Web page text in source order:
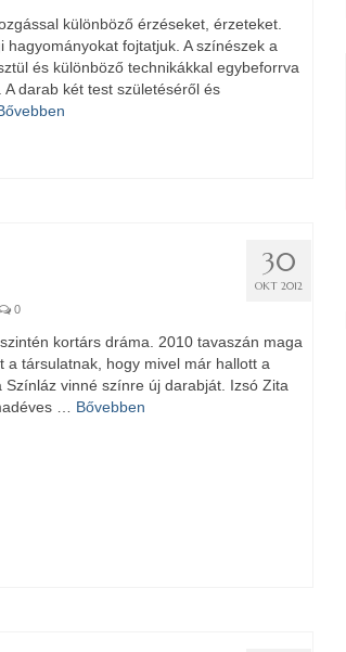
különböző érzéseket, érzeteket.
hagyományokat fojtatjuk. A színészek a
és különböző technikákkal egybeforrva
darab két test születéséről és
30
OKT 2012
0
kortárs dráma. 2010 tavaszán maga
a társulatnak, hogy mivel már hallott a
vinné színre új darabját. Izsó Zita
… Bővebben